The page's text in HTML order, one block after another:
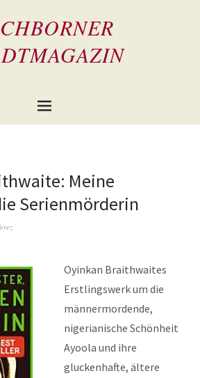
Meine
Serienmörderin
Oyinkan Braithwaites
Erstlingswerk um die
männermordende,
nigerianische Schönheit
Ayoola und ihre
gluckenhafte, ältere